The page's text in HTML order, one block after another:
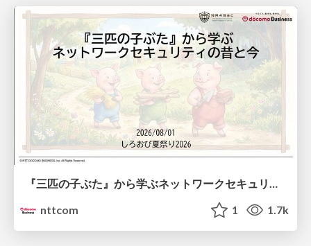
『三匹の子ぶた』から学ぶネットワークセキュリティの昔と今 / Network Security: Then and Now Through the Lens of The Three Little Pigs
nttcom
1 1.7k